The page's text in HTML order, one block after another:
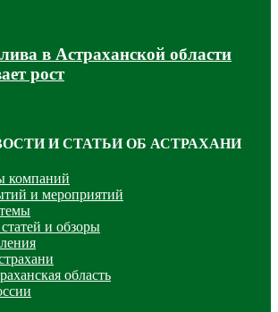
в Астраханской области
рост
И СТАТЬИ ОБ АСТРАХАНИ
компаний
и мероприятий
и обзоры
область